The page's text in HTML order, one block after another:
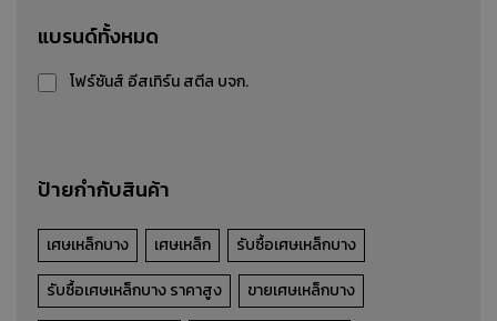
เศษเหล็กหนา
รับซื้อ-ขาย-ประมูล เศษเหล็กหนา
แบรนด์ทั้งหมด
โฟร์ซันส์ อีสเทิร์น สตีล บจก.
ป้ายกำกับสินค้า
เศษเหล็กบาง เศษเหล็ก
รับซื้อเศษเหล็กบาง
รับซื้อเศษเหล็กบาง ราคาสูง
ขายเศษเหล็กบาง